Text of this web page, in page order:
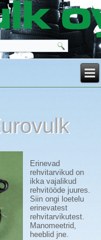
Erinevad
rehvitarvikud on
ikka vajalikud
rehvitööde juures.
Siin ongi loetelu
erinevatest
rehvitarvikutest.
Manomeetrid,
heeblid jne.